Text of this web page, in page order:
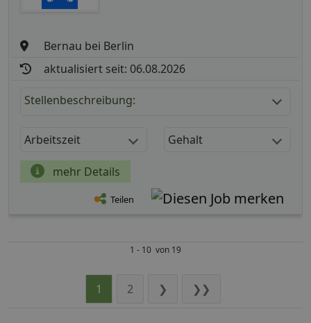
Bernau bei Berlin
aktualisiert seit: 06.08.2026
Stellenbeschreibung:
Arbeitszeit Gehalt
mehr Details
Teilen
1 - 10 von 19
1 2 ❯ ❯❯